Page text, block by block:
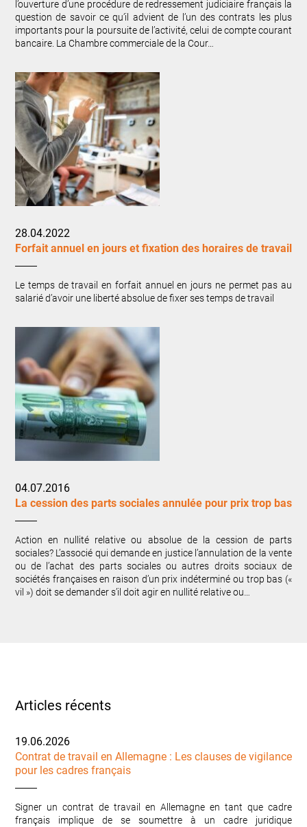
l’ouverture d’une procédure de redressement judiciaire français la
question de savoir ce qu’il advient de l’un des contrats les plus
importants pour la poursuite de l’activité, celui de compte courant
bancaire. La Chambre commerciale de la Cour…
28.04.2022
Forfait annuel en jours et fixation des horaires de travail
Le temps de travail en forfait annuel en jours ne permet pas au
salarié d’avoir une liberté absolue de fixer ses temps de travail
04.07.2016
La cession des parts sociales annulée pour prix trop bas
Action en nullité relative ou absolue de la cession de parts
sociales? L’associé qui demande en justice l’annulation de la vente
ou de l’achat des parts sociales ou autres droits sociaux de
sociétés françaises en raison d’un prix indéterminé ou trop bas («
vil ») doit se demander s’il doit agir en nullité relative ou…
Articles récents
19.06.2026
Contrat de travail en Allemagne : Les clauses de vigilance
pour les cadres français
Signer un contrat de travail en Allemagne en tant que cadre
français implique de se soumettre à un cadre juridique